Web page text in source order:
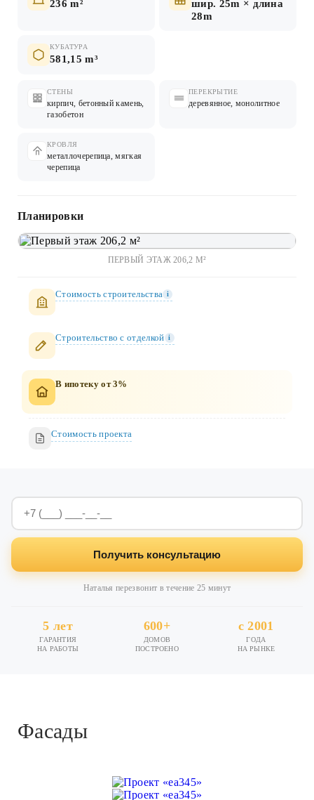
236 m²
шир. 25m × длина
28m
КУБАТУРА
581,15 m³
СТЕНЫ
кирпич, бетонный камень,
газобетон
ПЕРЕКРЫТИЕ
деревянное, монолитное
КРОВЛЯ
металлочерепица, мягкая
черепица
Планировки
ПЕРВЫЙ ЭТАЖ 206,2 М²
Стоимость строительства i
Строительство c отделкой i
В ипотеку от 3%
Стоимость проекта
Получить консультацию
Наталья перезвонит в течение 25 минут
5 лет
ГАРАНТИЯ
НА РАБОТЫ
600+
ДОМОВ
ПОСТРОЕНО
с 2001
ГОДА
НА РЫНКЕ
Фасады